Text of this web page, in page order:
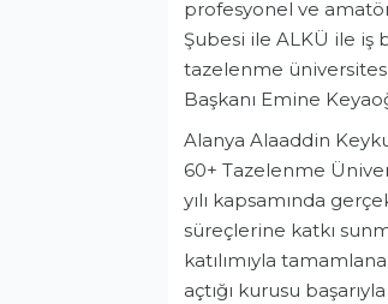
profesyonel ve
Şubesi ile ALKÜ ile iş
tazelenme
Başkanı Emine
Alanya Alaaddin
60+ Tazelenme
yılı kapsamında
süreçlerine katkı
katılımıyla
açtığı kurusu